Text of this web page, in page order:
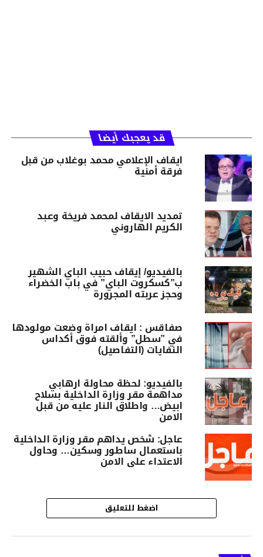
قد يعجبك أيضا
ايقاف الإعلامي محمد بوغلاب من قبل
فرقة أمنية
تمديد الايقاف لمحمد فريخة وعبد
الكريم الهاروني
بالفيديو/ إيقاف حبيب الباي الشهير
ب”كسكروت الباي” في باب الخضراء
وحجز عربته المجرورة
صفاقس : ايقاف امراة وضعت مولودها
في ”سطل” وألقته فوق أكداس
النفايات (التفاصيل)
بالفيديو: لحظة محاولة ارهابي
مداهمة مقر وزارة الداخلية بسلاح
ابيض… واطلاق النار عليه من قبل
الامن
عاجل: شخص يداهم مقر وزارة الداخلية
باستعمال ساطور وسكين… وحاول
الاعتداء على الامن
اضغط للتعليق